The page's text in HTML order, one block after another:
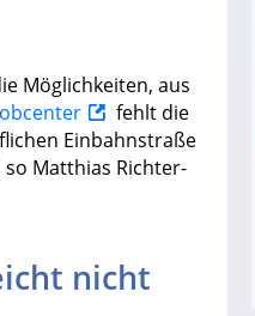
Möglichkeiten, aus
fehlt die
Einbahnstraße
Matthias Richter-
nicht
Aufschrei: Hartz-IV-